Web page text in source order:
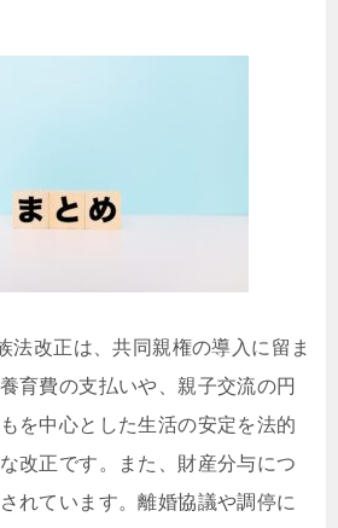
法改正は、共同親権の導入に留ま
育費の支払いや、親子交流の円
を中心とした生活の安定を法的
改正です。また、財産分与につ
れています。離婚協議や調停に